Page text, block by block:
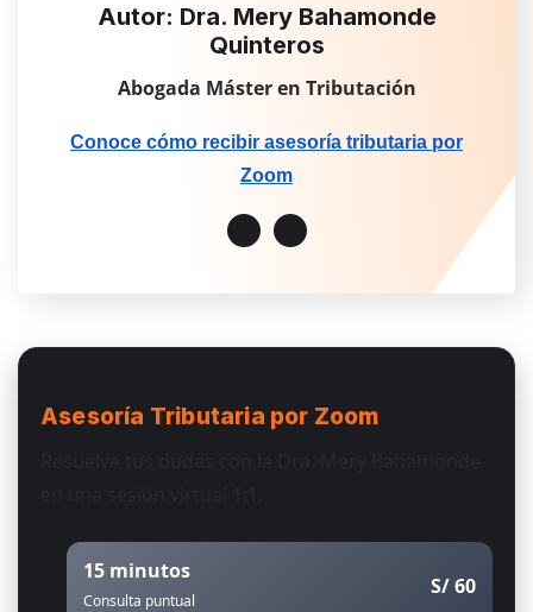
Autor: Dra. Mery Bahamonde
Quinteros
Abogada Máster en Tributación
Conoce cómo recibir asesoría tributaria por
Zoom
Asesoría Tributaria por Zoom
15 minutos
Consulta puntual
S/ 60